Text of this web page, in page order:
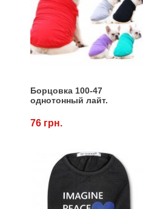
Борцовка 100-47
однотонный лайт.
76 грн.